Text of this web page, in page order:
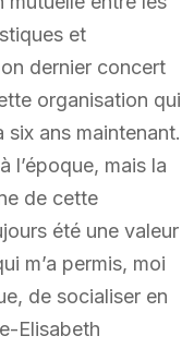
et
dernier concert
organisation qui
six ans maintenant.
l’époque, mais la
de cette
été une valeur
m’a permis, moi
de socialiser en
Elisabeth